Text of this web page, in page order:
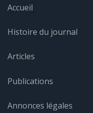
Accueil
Histoire du journal
Articles
Publications
Annonces légales